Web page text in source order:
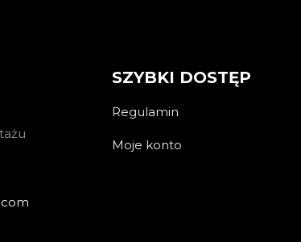
SZYBKI DOSTĘP
Regulamin
Moje konto